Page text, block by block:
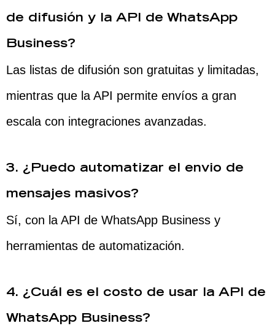
de difusión y la API de WhatsApp
Business?
Las listas de difusión son gratuitas y limitadas,
mientras que la API permite envíos a gran
escala con integraciones avanzadas.
3. ¿Puedo automatizar el envio de
mensajes masivos?
Sí, con la API de WhatsApp Business y
herramientas de automatización.
4. ¿Cuál es el costo de usar la API de
WhatsApp Business?